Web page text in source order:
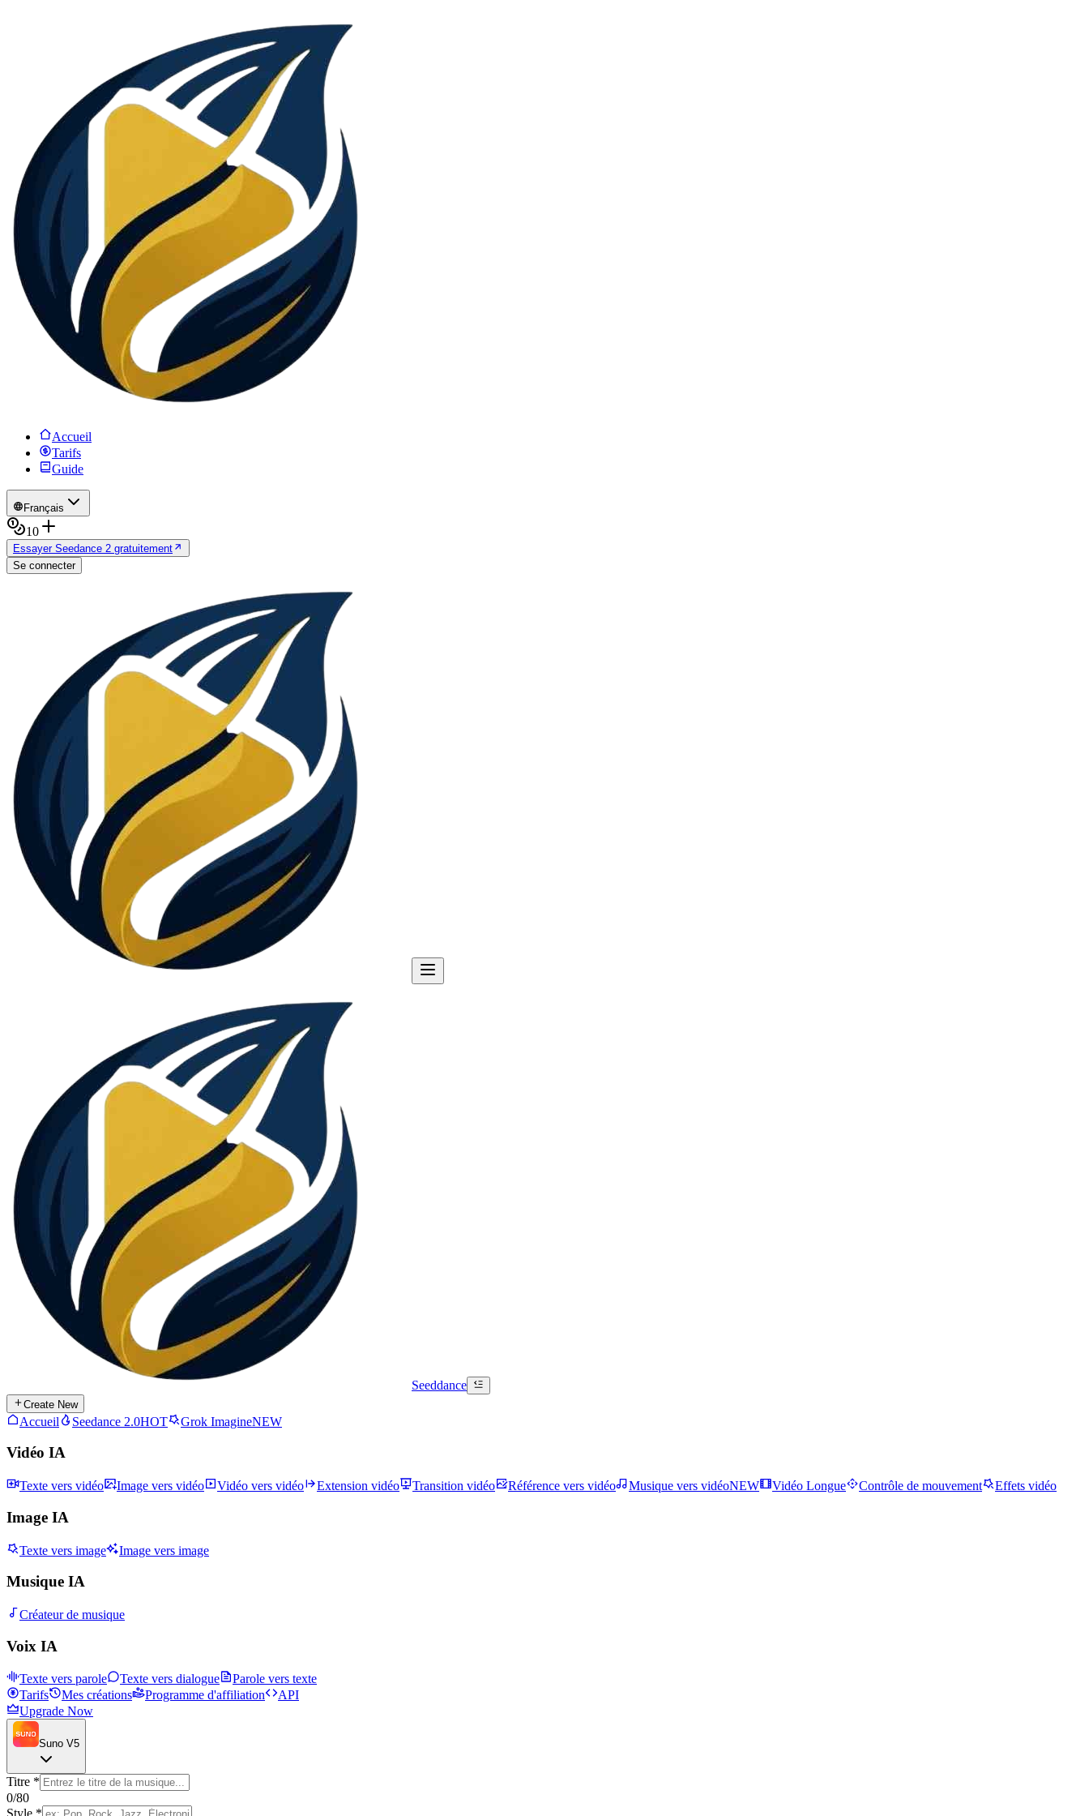
Accueil
Tarifs
Guide
Français
10
Essayer Seedance 2 gratuitement
Se connecter
Seeddance
Create New
Accueil Seedance 2.0HOT Grok ImagineNEW
Vidéo IA
Texte vers vidéo Image vers vidéo Vidéo vers vidéo Extension vidéo Transition vidéo Référence vers vidéo Musique vers vidéoNEW Vidéo Longue Contrôle de mouvement Effets vidéo
Image IA
Texte vers image Image vers image
Musique IA
Créateur de musique
Voix IA
Texte vers parole Texte vers dialogue
Parole vers texte
Tarifs
Mes créations Programme d'affiliation
API
Upgrade Now
Suno V5
Titre *
0/80